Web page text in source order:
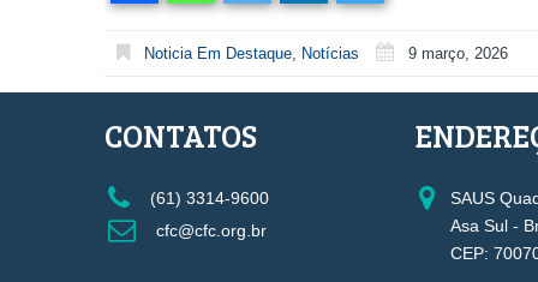
Noticia Em Destaque Notícias 9 março, 2026
CONTATOS
(61) 3314-9600
cfc@cfc.org.br
SAUS
Asa Sul -
CEP: